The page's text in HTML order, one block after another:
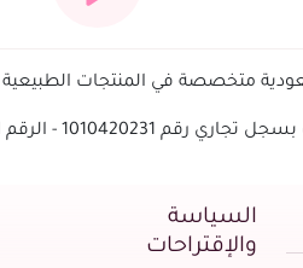
متخصصة في المنتجات الطبيعية
1010420231 - الرقم الضريبي
السياسة
والإقتراحات